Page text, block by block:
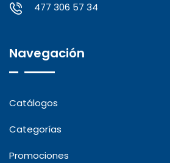
477 306 57 34
Navegación
Catálogos
Categorías
Promociones